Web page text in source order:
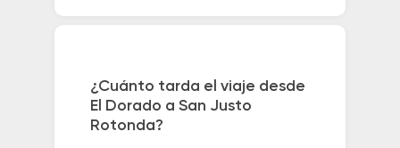
¿Cuánto tarda el viaje desde
El Dorado a San Justo
Rotonda?